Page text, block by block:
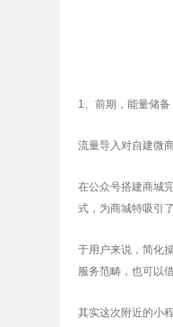
1、前期，能量储备
流量导入对自建微
在公众号搭建商城
式，为商城特吸引
于用户来说，简化
服务范畴，也可以
其实这次附近的小